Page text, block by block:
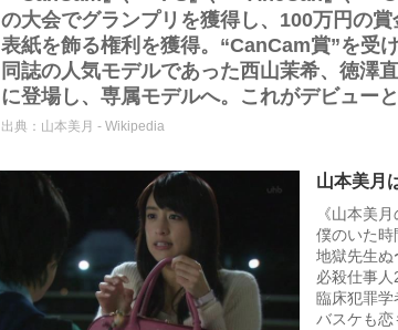
の大会でグランプリを獲得し、100万円の
表紙を飾る権利を獲得。“CanCam賞”を受
同誌の人気モデルであった西山茉希、徳澤
に登場し、専属モデルへ。これがデビューと
出典： 山本美月 - Wikipedia
山本美月
《山本美
僕のいた時
地獄先生ぬ
必殺仕事人
臨床犯罪学
バスケも